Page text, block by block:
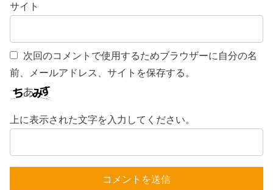
サイト
次回のコメントで使用するためブラウザーに自分の名
前、メールアドレス、サイトを保存する。
上に表示された文字を入力してください。